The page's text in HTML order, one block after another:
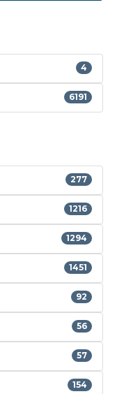
4
6191
277
1216
1294
1451
92
56
57
154